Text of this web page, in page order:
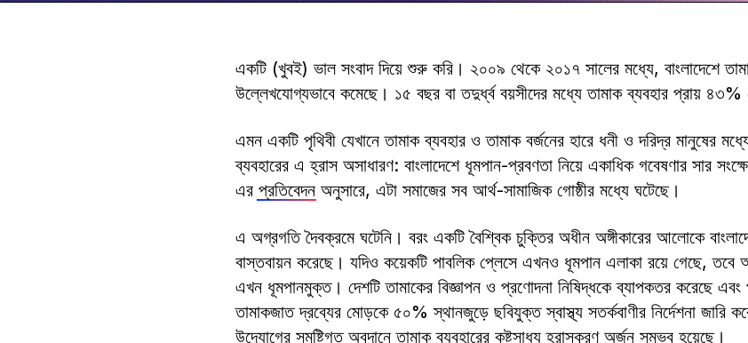
একটি (খুবই) ভাল সংবাদ দিয়ে শুরু করি। ২০০৯ থেকে ২০১৭ সালের মধ্যে, বাংলাদেশে
উল্লেখযোগ্যভাবে কমেছে। ১৫ বছর বা তদুর্ধ্ব বয়সীদের মধ্যে তামাক ব্যবহার প্রায়
এমন একটি পৃথিবী যেখানে তামাক ব্যবহার ও তামাক বর্জনের হারে ধনী ও দরিদ্র মানুষের
ব্যবহারের এ হ্রাস অসাধারণ: বাংলাদেশে ধূমপান-প্রবণতা নিয়ে একাধিক গবেষণার সার
এর প্রতিবেদনঅনুসারে, এটা সমাজের সব আর্থ-সামাজিক গোষ্ঠীর মধ্যে ঘটেছে।
এ অগ্রগতি দৈবক্রমে ঘটেনি। বরং একটি বৈশ্বিক চুক্তির অধীন অঙ্গীকারের আলোকে
বাস্তবায়ন করেছে। যদিও কয়েকটি পাবলিক প্লেসে এখনও ধূমপান এলাকা রয়ে গেছে, তবে
এখন ধূমপানমুক্ত। দেশটি তামাকের বিজ্ঞাপন ও প্রণোদনা নিষিদ্ধকে ব্যাপকতর করেছে এবং
তামাকজাত দ্রব্যের মোড়কে ৫০% স্থানজুড়ে ছবিযুক্ত স্বাস্থ্য সতর্কবাণীর নির্দেশনা
উদ্যোগের সমষ্টিগত অবদানে তামাক ব্যবহারের কষ্টসাধ্য হ্রাসকরণ অর্জন সম্ভব হয়েছে।